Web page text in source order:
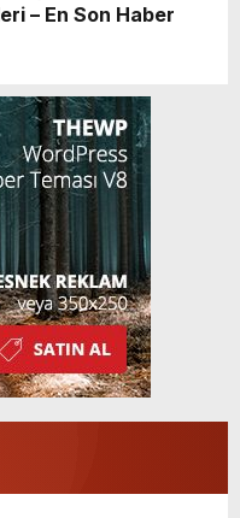
– En Son Haber